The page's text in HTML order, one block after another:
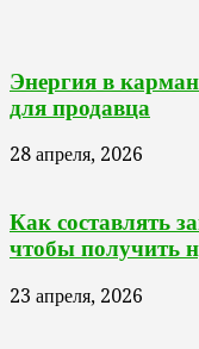
Энергия в
для продавца
28 апреля, 2026
Как составлять
чтобы получить
23 апреля, 2026